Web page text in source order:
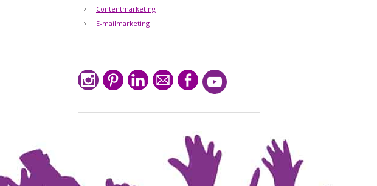
Contentmarketing
E-mailmarketing